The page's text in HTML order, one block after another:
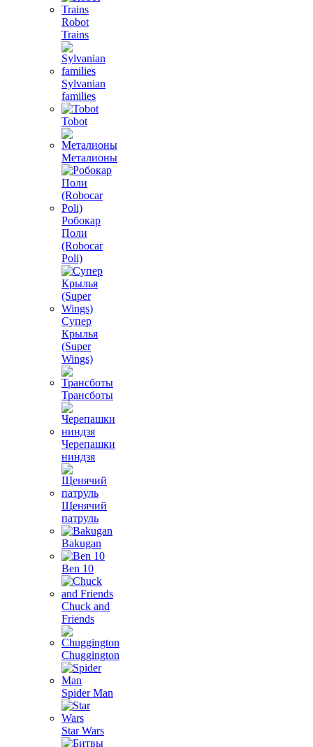
Robot
Trains
Sylvanian
families
Tobot
Металионы
Робокар
Поли
(Robocar
Poli)
Супер
Крылья
(Super
Wings)
Трансботы
Черепашки
ниндзя
Щенячий
патруль
Bakugan
Ben 10
Chuck and
Friends
Chuggington
Spider Man
Star Wars